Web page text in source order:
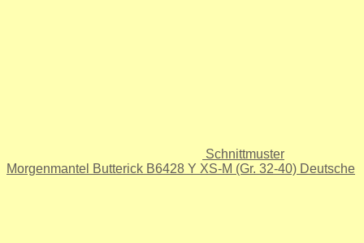
Schnittmuster
Morgenmantel Butterick B6428 Y XS-M (Gr. 32-40) Deutsche